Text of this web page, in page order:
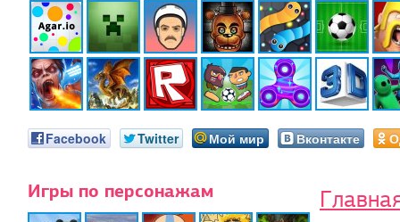
Facebook Twitter Мой мир Вконтакте
Игры по персонажам